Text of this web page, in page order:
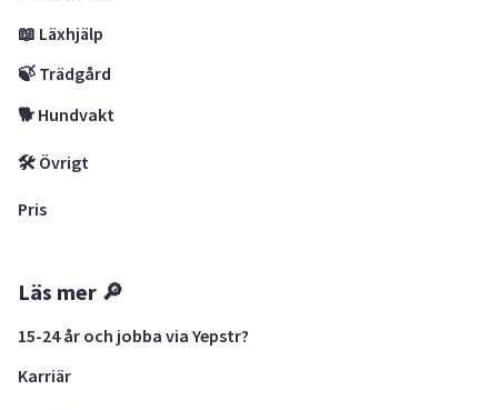
📖 Läxhjälp
🍃 Trädgård
🐕 Hundvakt
🛠 Övrigt
Pris
Läs mer 🔎
15-24 år och jobba via Yepstr?
Karriär